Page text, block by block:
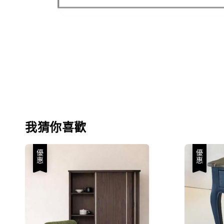
我猜你喜歡
優惠 優惠